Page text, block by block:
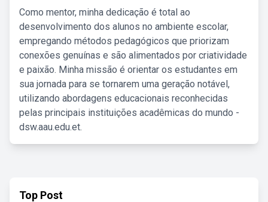
Como mentor, minha dedicação é total ao
desenvolvimento dos alunos no ambiente escolar,
empregando métodos pedagógicos que priorizam
conexões genuínas e são alimentados por criatividade
e paixão. Minha missão é orientar os estudantes em
sua jornada para se tornarem uma geração notável,
utilizando abordagens educacionais reconhecidas
pelas principais instituições acadêmicas do mundo -
dsw.aau.edu.et.
Top Post